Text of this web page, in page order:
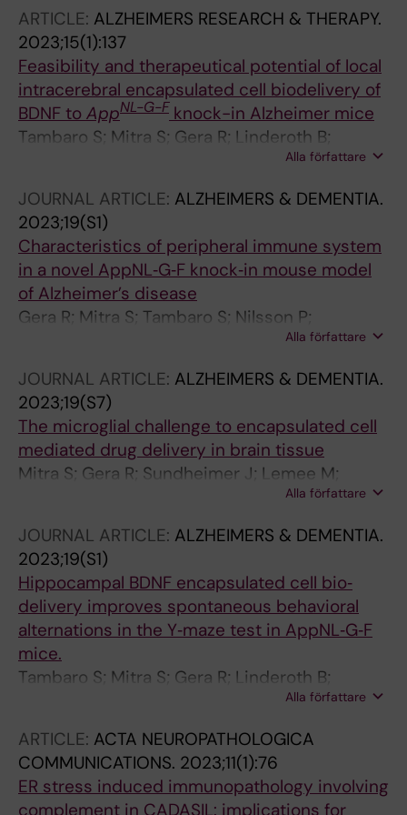
ARTICLE: ALZHEIMERS RESEARCH & THERAPY.
2023;15(1):137
Feasibility and therapeutical potential of local
intracerebral encapsulated cell biodelivery of
BDNF to AppNL-G-F knock-in Alzheimer mice
Tambaro S; Mitra S; Gera R; Linderoth B;
Wahlberg LU; Darreh-Shori T; Behbahani H;
Alla författare
JOURNAL ARTICLE: ALZHEIMERS & DEMENTIA.
2023;19(S1)
Characteristics of peripheral immune system
in a novel AppNL‐G‐F knock‐in mouse model
of Alzheimer’s disease
Gera R; Mitra S; Tambaro S; Nilsson P;
Alla författare
JOURNAL ARTICLE: ALZHEIMERS & DEMENTIA.
2023;19(S7)
The microglial challenge to encapsulated cell
mediated drug delivery in brain tissue
Mitra S; Gera R; Sundheimer J; Lemee M;
Wahlberg L; Linderoth B; Behbahani H;Alla författare
JOURNAL ARTICLE: ALZHEIMERS & DEMENTIA.
2023;19(S1)
Hippocampal BDNF encapsulated cell bio‐
delivery improves spontaneous behavioral
alternations in the Y‐maze test in AppNL‐G‐F
mice.
Tambaro S; Mitra S; Gera R; Linderoth B;
Wahlberg L; Behbahani H; Darreh‐Shori T;
Alla författare
ARTICLE: ACTA NEUROPATHOLOGICA
COMMUNICATIONS. 2023;11(1):76
ER stress induced immunopathology involving
complement in CADASIL: implications for